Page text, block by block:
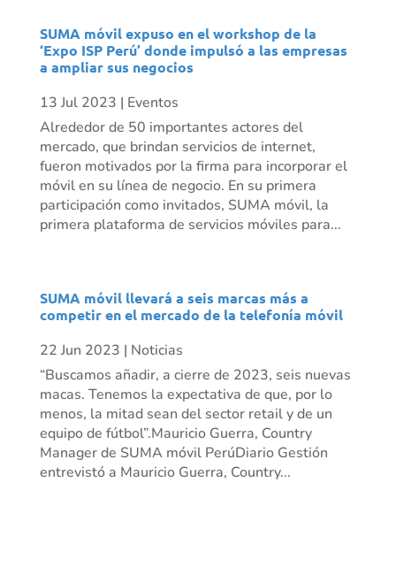
SUMA móvil expuso en el workshop de la
‘Expo ISP Perú’ donde impulsó a las empresas
a ampliar sus negocios
13 Jul 2023 | Eventos
Alrededor de 50 importantes actores del
mercado, que brindan servicios de internet,
fueron motivados por la firma para incorporar el
móvil en su línea de negocio. En su primera
participación como invitados, SUMA móvil, la
primera plataforma de servicios móviles para...
SUMA móvil llevará a seis marcas más a
competir en el mercado de la telefonía móvil
22 Jun 2023 | Noticias
“Buscamos añadir, a cierre de 2023, seis nuevas
macas. Tenemos la expectativa de que, por lo
menos, la mitad sean del sector retail y de un
equipo de fútbol”.Mauricio Guerra, Country
Manager de SUMA móvil PerúDiario Gestión
entrevistó a Mauricio Guerra, Country...